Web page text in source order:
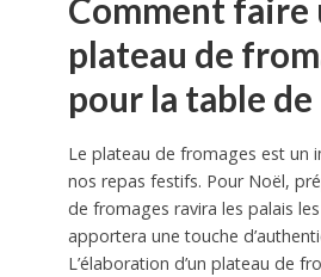
Comment faire
plateau de
pour la table de
Le plateau de fromages est un
nos repas festifs. Pour Noël,
de fromages ravira les palais
apportera une touche
L’élaboration d’un plateau de